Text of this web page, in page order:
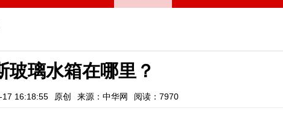
玻璃水箱在哪里？
17 16:18:55 原创 来源：中华网 阅读：7970